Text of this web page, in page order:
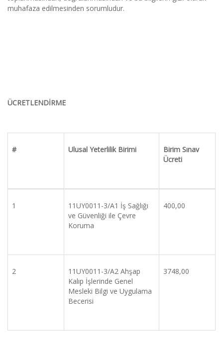
muhafaza edilmesinden sorumludur.
ÜCRETLENDİRME
# Ulusal Yeterlilik Birimi
Birim Sınav
Ücreti
1
11UY0011-3/A1 İş Sağlığı
ve Güvenliği ile Çevre
Koruma
400,00
2
11UY0011-3/A2 Ahşap
Kalıp İşlerinde Genel
Mesleki Bilgi ve Uygulama
Becerisi
3748,00